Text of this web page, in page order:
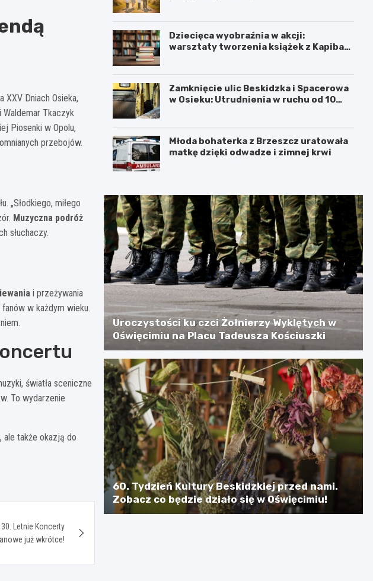
Dniach Osieka,
Tkaczyk
Piosenki w Opolu,
przebojów.
„Słodkiego, miłego
Muzyczna podróż
słuchaczy.
i przeżywania
w każdym wieku.
światła sceniczne
To wydarzenie
ale także okazją do
Letnie Koncerty
już wkrótce!
Dziecięca wyobraźnia w akcji:
warsztaty tworzenia książek z Kapibarą
Zamknięcie ulic Beskidzka i Spacerowa
w Osieku: Utrudnienia w ruchu od 10
Młoda bohaterka z Brzeszcz uratowała
matkę dzięki odwadze i zimnej krwi
Uroczystości ku czci Żołnierzy Wyklętych w
Oświęcimiu na Placu Tadeusza Kościuszki
60. Tydzień Kultury Beskidzkiej przed nami.
Zobacz co będzie działo się w Oświęcimiu!